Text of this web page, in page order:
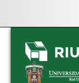
Skip
navigation